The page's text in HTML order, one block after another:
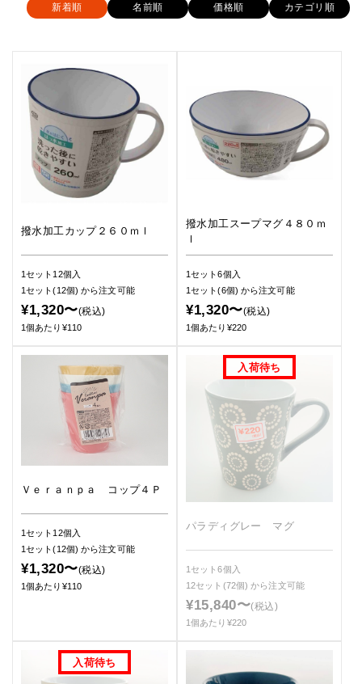
新着順 名前順 価格順 カテゴリ順
撥水加工カップ２６０ｍｌ
1セット12個入
1セット(12個)から注文可能
¥1,320〜(税込)
1個あたり¥110
撥水加工スープマグ４８０ｍ
ｌ
1セット6個入
1セット(6個) から注文可能
¥1,320〜(税込)
1個あたり¥220
Ｖｅｒａｎｐａ コップ４Ｐ
1セット12個入
1セット(12個)から注文可能
¥1,320〜(税込)
1個あたり¥110
パラディグレー マグ
1セット6個入
12セット(72個)から注文可能
¥15,840〜(税込)
1個あたり¥220